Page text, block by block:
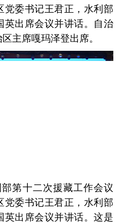
党委书记王君正，水利部
英出席会议并讲话。自治
主席嘎玛泽登出席。
第十二次援藏工作会议
党委书记王君正，水利部
英出席会议并讲话。这是